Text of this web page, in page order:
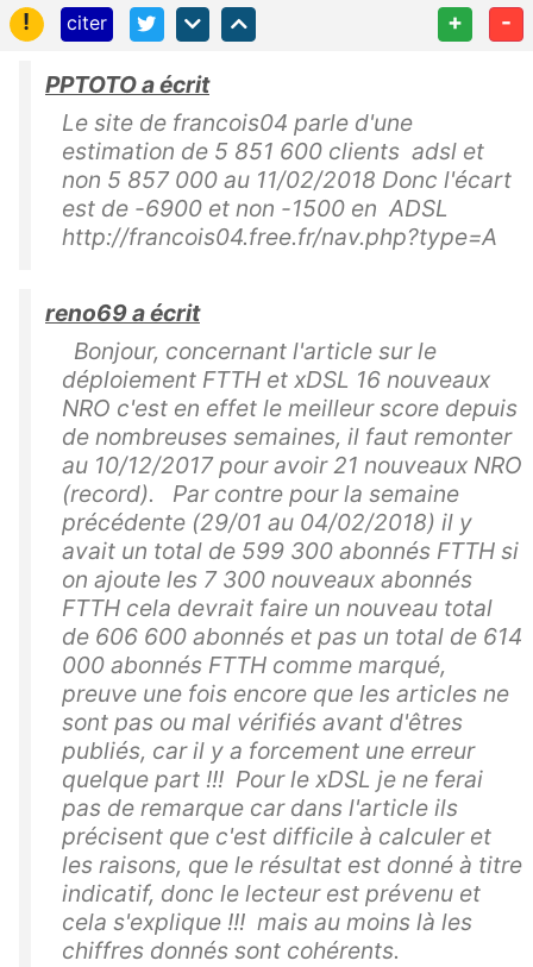
!
citer + -
PPTOTO a écrit
Le site de francois04 parle d'une
estimation de 5 851 600 clients adsl et
non 5 857 000 au 11/02/2018 Donc l'écart
est de -6900 et non -1500 en ADSL
http://francois04.free.fr/nav.php?type=A
reno69 a écrit
Bonjour, concernant l'article sur le
déploiement FTTH et xDSL 16 nouveaux
NRO c'est en effet le meilleur score depuis
de nombreuses semaines, il faut remonter
au 10/12/2017 pour avoir 21 nouveaux NRO
(record). Par contre pour la semaine
précédente (29/01 au 04/02/2018) il y
avait un total de 599 300 abonnés FTTH si
on ajoute les 7 300 nouveaux abonnés
FTTH cela devrait faire un nouveau total
de 606 600 abonnés et pas un total de 614
000 abonnés FTTH comme marqué,
preuve une fois encore que les articles ne
sont pas ou mal vérifiés avant d'êtres
publiés, car il y a forcement une erreur
quelque part !!! Pour le xDSL je ne ferai
pas de remarque car dans l'article ils
précisent que c'est difficile à calculer et
les raisons, que le résultat est donné à titre
indicatif, donc le lecteur est prévenu et
cela s'explique !!! mais au moins là les
chiffres donnés sont cohérents.